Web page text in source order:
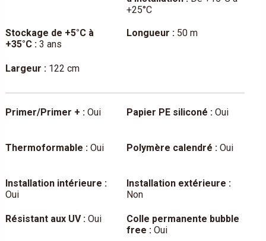
+25°C
Stockage de +5°C à
+35°C :3 ans
Longueur : 50 m
Largeur :122 cm
Primer/Primer + :Oui Papier PE siliconé : Oui
Thermoformable :Oui Polymère calendré : Oui
Installation intérieure :
Oui
Installation extérieure :
Non
Résistant aux UV :Oui
Colle permanente bubble
free : Oui